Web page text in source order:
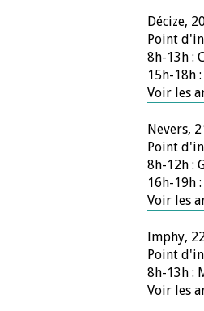
Décize,
Point
8h-13h :
15h-18h :
Voir les
Nevers,
Point
8h-12h :
16h-19h
Voir les
Imphy,
Point
8h-13h :
Voir les